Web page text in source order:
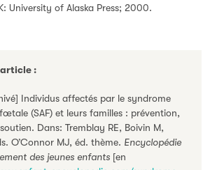
University of Alaska Press; 2000.
:
Individus affectés par le syndrome
(SAF) et leurs familles : prévention,
Dans: Tremblay RE, Boivin M,
O’Connor MJ, éd. thème. Encyclopédie
des jeunes enfants [en